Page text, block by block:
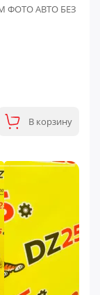
ФОТО АВТО БЕЗ
В корзину